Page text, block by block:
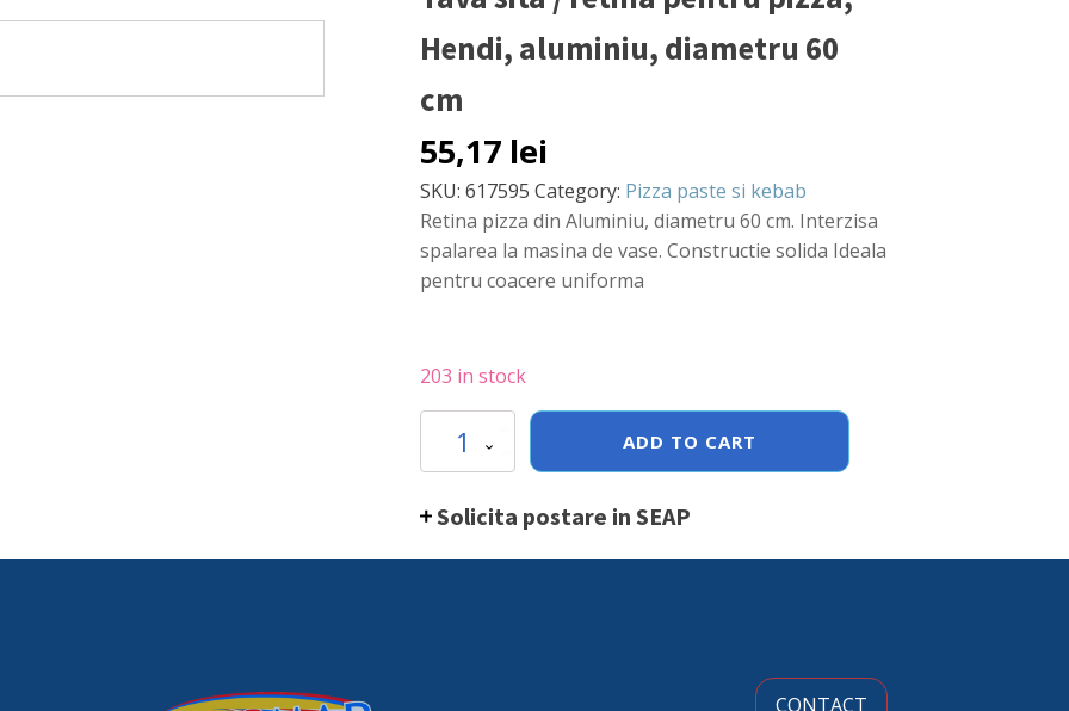
Hendi, aluminiu, diametru 60
cm
55,17 lei
SKU: 617595 Category: Pizza paste si kebab
Retina pizza din Aluminiu, diametru 60 cm. Interzisa
spalarea la masina de vase. Constructie solida Ideala
pentru coacere uniforma
203 in stock
/
pentru
ADD TO CART
Solicita postare in SEAP
CONTACT